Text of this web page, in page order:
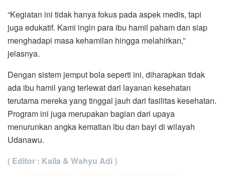
“Kegiatan ini tidak hanya fokus pada aspek medis, tapi
juga edukatif. Kami ingin para ibu hamil paham dan siap
menghadapi masa kehamilan hingga melahirkan,”
jelasnya.
Dengan sistem jemput bola seperti ini, diharapkan tidak
ada ibu hamil yang terlewat dari layanan kesehatan
terutama mereka yang tinggal jauh dari fasilitas kesehatan.
Program ini juga merupakan bagian dari upaya
menurunkan angka kematian ibu dan bayi di wilayah
Udanawu.
( Editor : Kaila & Wahyu Adi )